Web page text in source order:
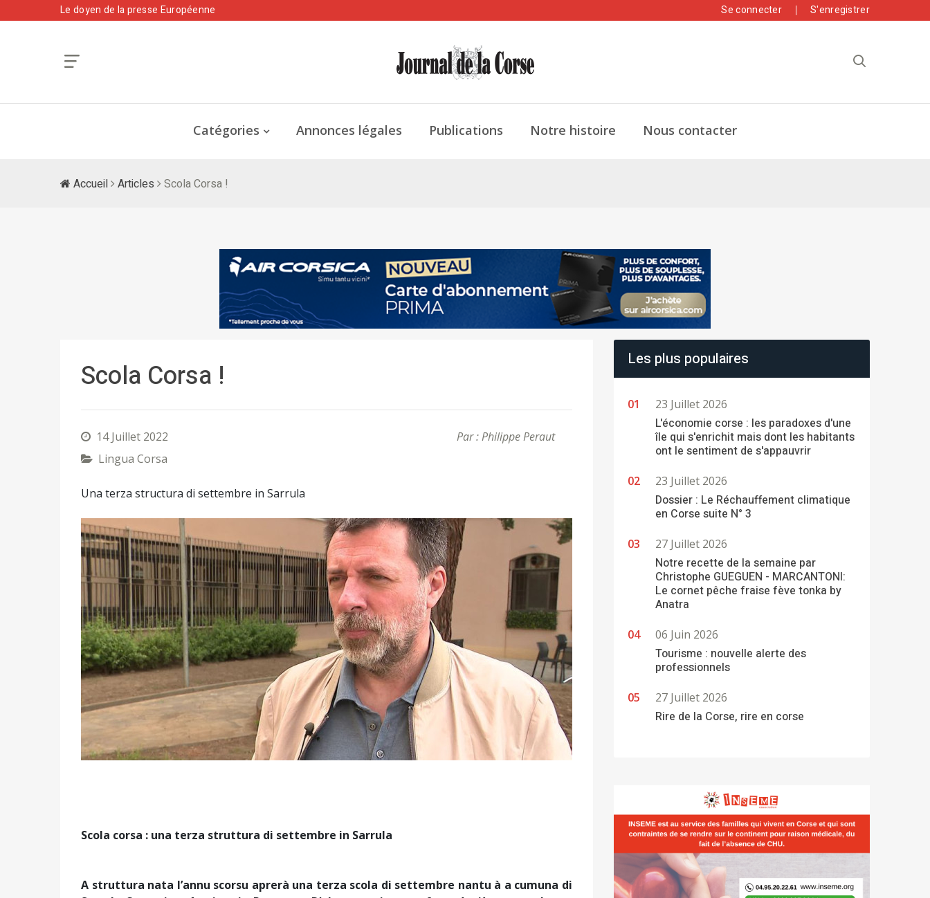
Le doyen de la presse Européenne Se connecter S'enregistrer
Catégories Annonces légales Publications Notre histoire Nous contacter
Accueil Articles Scola Corsa !
Scola Corsa !
14 Juillet 2022
Par : Philippe Peraut
Lingua Corsa
Una terza structura di settembre in Sarrula
Scola corsa : una terza struttura di settembre in Sarrula
A struttura nata l’annu scorsu aprerà una terza scola di settembre nantu à a cumuna di
Les plus populaires
23 Juillet 2026
L'économie corse : les paradoxes d'une
île qui s'enrichit mais dont les habitants
ont le sentiment de s'appauvrir
23 Juillet 2026
Dossier : Le Réchauffement climatique
en Corse suite N° 3
27 Juillet 2026
Notre recette de la semaine par
Christophe GUEGUEN - MARCANTONI:
Le cornet pêche fraise fève tonka by
Anatra
06 Juin 2026
Tourisme : nouvelle alerte des
professionnels
27 Juillet 2026
Rire de la Corse, rire en corse